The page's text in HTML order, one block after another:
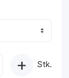
+ Stk.